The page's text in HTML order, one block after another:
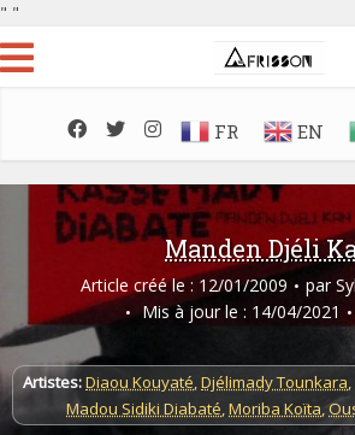
" "
FR EN
Manden Djéli
Article créé le : 12/01/2009 par
Mis à jour le : 14/04/2021
Artistes:Diaou Kouyaté,Djélimady Tounkara,
Madou Sidiki Diabaté,Moriba Koïta,